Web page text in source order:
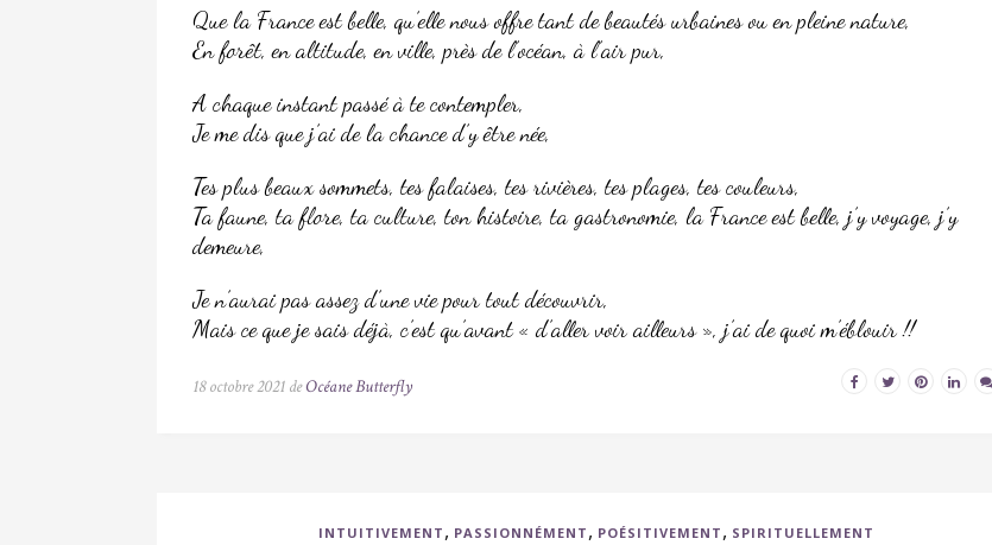
Que la France est belle, qu’elle nous offre tant de beautés urbaines ou en pleine nature,
En forêt, en altitude, en ville, près de l’océan, à l’air pur,
A chaque instant passé à te contempler,
Je me dis que j’ai de la chance d’y être née,
Tes plus beaux sommets, tes falaises, tes rivières, tes plages, tes couleurs,
Ta faune, ta flore, ta culture, ton histoire, ta gastronomie, la France est belle, j’y voyage, j’y
demeure,
Je n’aurai pas assez d’une vie pour tout découvrir,
Mais ce que je sais déjà, c’est qu’avant « d’aller voir ailleurs », j’ai de quoi m’éblouir !!
18 octobre 2021 deOcéane Butterfly
INTUITIVEMENT , PASSIONNÉMENT , POÉSITIVEMENT , SPIRITUELLEMENT